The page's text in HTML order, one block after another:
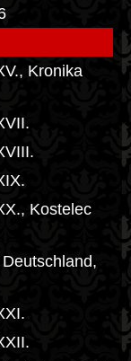
Kronika
Kostelec